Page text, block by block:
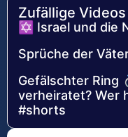
Zufällige Videos
✡ Israel und die
Sprüche der
Gefälschter Ring
verheiratet? Wer
#shorts